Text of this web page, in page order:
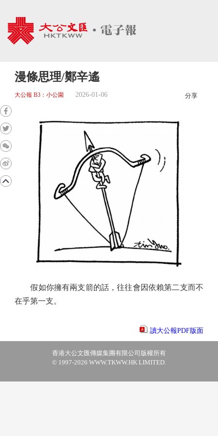
漫條思理/鄭辛遙
大公報 B3：小公園 2026-01-06 分享
假如你擁有兩支箭的話，往往會因依賴第二支而不
在乎第一支。
讀大公報PDF版面
香港大公文匯傳媒集團有限公司版權所有
© 1997-2026 WWW.TKWW.HK LIMITED.